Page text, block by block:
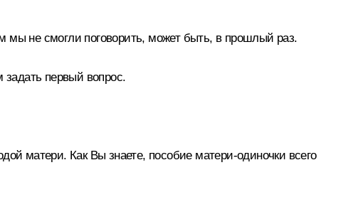
мы не смогли поговорить, может быть, в прошлый раз.
задать первый вопрос.
матери. Как Вы знаете, пособие матери-одиночки всего